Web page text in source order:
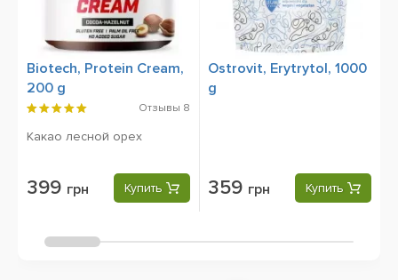
Biotech, Protein Cream,
200 g
Отзывы 8
Какао лесной орех
399 грн Купить
Ostrovit, Erytrytol, 1000
g
359 грн Купить